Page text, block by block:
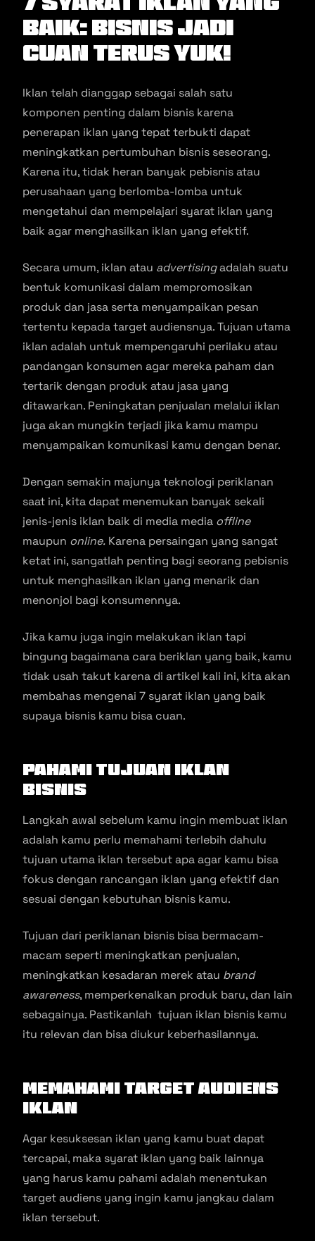
Baik: Bisnis Jadi
Cuan Terus Yuk!
Iklan telah dianggap sebagai salah satu
komponen penting dalam bisnis karena
penerapan iklan yang tepat terbukti dapat
meningkatkan pertumbuhan bisnis seseorang.
Karena itu, tidak heran banyak pebisnis atau
perusahaan yang berlomba-lomba untuk
mengetahui dan mempelajari syarat iklan yang
baik agar menghasilkan iklan yang efektif.
Secara umum, iklan atau advertisingadalah suatu
bentuk komunikasi dalam mempromosikan
produk dan jasa serta menyampaikan pesan
tertentu kepada target audiensnya. Tujuan utama
iklan adalah untuk mempengaruhi perilaku atau
pandangan konsumen agar mereka paham dan
tertarik dengan produk atau jasa yang
ditawarkan. Peningkatan penjualan melalui iklan
juga akan mungkin terjadi jika kamu mampu
menyampaikan komunikasi kamu dengan benar.
Dengan semakin majunya teknologi periklanan
saat ini, kita dapat menemukan banyak sekali
jenis-jenis iklan baik di media media offline
maupun online. Karena persaingan yang sangat
ketat ini, sangatlah penting bagi seorang pebisnis
untuk menghasilkan iklan yang menarik dan
menonjol bagi konsumennya.
Jika kamu juga ingin melakukan iklan tapi
bingung bagaimana cara beriklan yang baik, kamu
tidak usah takut karena di artikel kali ini, kita akan
membahas mengenai 7 syarat iklan yang baik
supaya bisnis kamu bisa cuan.
Pahami Tujuan Iklan
Bisnis
Langkah awal sebelum kamu ingin membuat iklan
adalah kamu perlu memahami terlebih dahulu
tujuan utama iklan tersebut apa agar kamu bisa
fokus dengan rancangan iklan yang efektif dan
sesuai dengan kebutuhan bisnis kamu.
Tujuan dari periklanan bisnis bisa bermacam-
macam seperti meningkatkan penjualan,
meningkatkan kesadaran merek atau brand
awareness, memperkenalkan produk baru, dan lain
sebagainya. Pastikanlah tujuan iklan bisnis kamu
itu relevan dan bisa diukur keberhasilannya.
Memahami Target Audiens
Iklan
Agar kesuksesan iklan yang kamu buat dapat
tercapai, maka syarat iklan yang baik lainnya
yang harus kamu pahami adalah menentukan
target audiens yang ingin kamu jangkau dalam
iklan tersebut.